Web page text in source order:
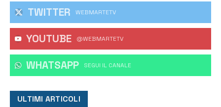
TWITTER WEBMARTETV
YOUTUBE @WEBMARTETV
WHATSAPP ‎SEGUI IL CANALE
ULTIMI ARTICOLI